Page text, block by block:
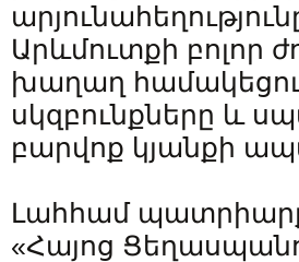
Արևմուտքի բոլոր
խաղաղ
սկզբունքները և
բարվոք կյանքի
Լահհամ
«Հայոց